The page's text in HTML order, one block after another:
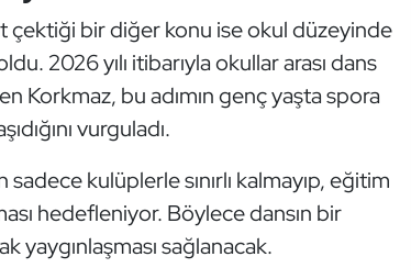
çektiği bir diğer konu ise okul düzeyinde
2026 yılı itibarıyla okullar arası dans
Korkmaz, bu adımın genç yaşta spora
vurguladı.
kulüplerle sınırlı kalmayıp, eğitim
hedefleniyor. Böylece dansın bir
yaygınlaşması sağlanacak.